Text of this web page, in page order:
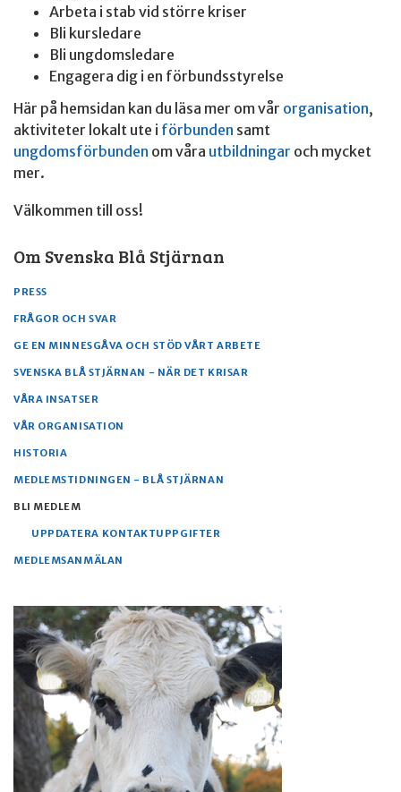
Arbeta i stab vid större kriser
Bli kursledare
Bli ungdomsledare
Engagera dig i en förbundsstyrelse
Här på hemsidan kan du läsa mer om vår organisation,
aktiviteter lokalt ute i förbunden samt
ungdomsförbunden om våra utbildningar och mycket
mer.
Välkommen till oss!
Om Svenska Blå Stjärnan
PRESS
FRÅGOR OCH SVAR
GE EN MINNESGÅVA OCH STÖD VÅRT ARBETE
SVENSKA BLÅ STJÄRNAN - NÄR DET KRISAR
VÅRA INSATSER
VÅR ORGANISATION
HISTORIA
MEDLEMSTIDNINGEN - BLÅ STJÄRNAN
BLI MEDLEM
UPPDATERA KONTAKTUPPGIFTER
MEDLEMSANMÄLAN